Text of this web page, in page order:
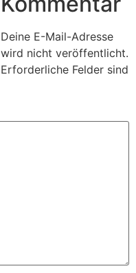
Deine E-Mail-Adresse
wird nicht veröffentlicht.
Erforderliche Felder sind